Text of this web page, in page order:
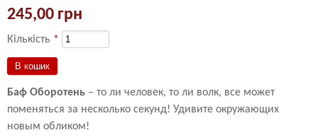
245,00 грн
Кількість *
Баф Оборотень – то ли человек, то ли волк, все может
поменяться за несколько секунд! Удивите окружающих
новым обликом!